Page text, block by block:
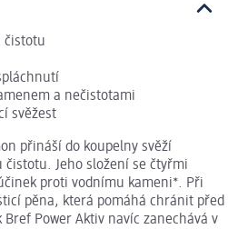
čistotu
a nečistotami
svěžest
přináší do koupelny svěží
Jeho složení se čtyřmi
proti vodnímu kameni*. Při
pěna, která pomáhá chránit před
Power Aktiv navíc zanechává v